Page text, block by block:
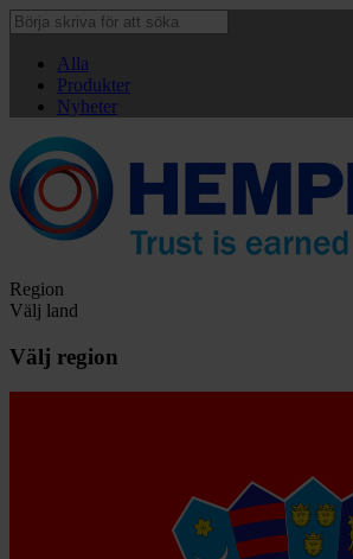
Alla
Produkter
Nyheter
Region
Välj land
Välj region